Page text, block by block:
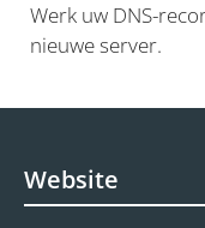
Werk uw DNS-
nieuwe server.
Website